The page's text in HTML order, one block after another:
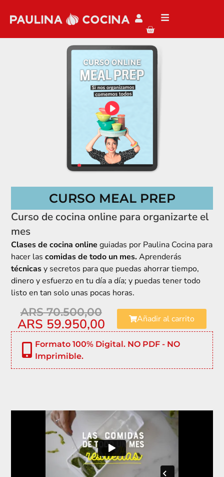
CURSO MEAL PREP
Curso de cocina online para organizarte el
mes
Clases de cocina online guiadas por Paulina Cocina para
hacer lascomidas de todo un mes.Aprenderás
técnicasy secretos para que puedas ahorrar tiempo,
dinero y esfuerzo en tu día a día; y puedas tener todo
listo en tan solo unas pocas horas.
ARS70.500,00
ARS 59.950,00 Añadir al carrito
Formato 100% Digital. NO PDF - NO
Imprimible.